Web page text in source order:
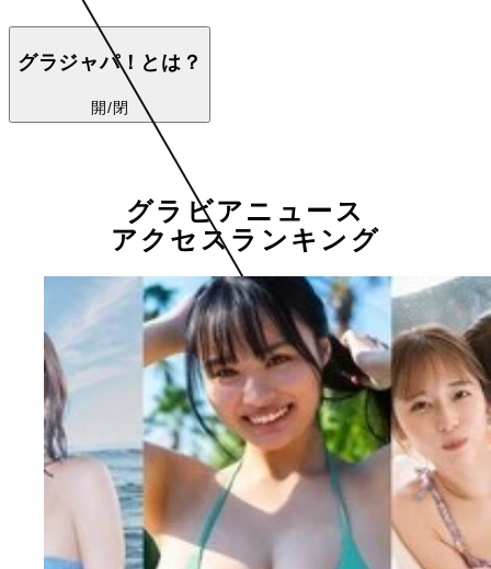
グラジャパ！とは？
開/閉
グラビアニュース
アクセスランキング